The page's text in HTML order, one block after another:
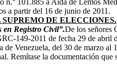
101.885 a Aída de Lemos
a partir del 16 de junio de 2011.
DE ELECCIONES.
Registro Civil”.De los señores
149-2011 de fecha 29 de
Venezuela, del 30 de marzo al
Remítase la documentación